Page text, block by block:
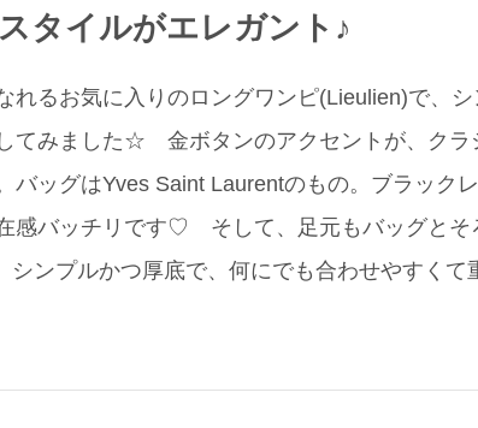
タイルがエレガント♪
れるお気に入りのロングワンピ(Lieulien)で、
てみました☆ 金ボタンのアクセントが、クラ
バッグはYves Saint Laurentのもの。ブラック
感バッチリです♡ そして、足元もバッグとそ
シンプルかつ厚底で、何にでも合わせやすくて